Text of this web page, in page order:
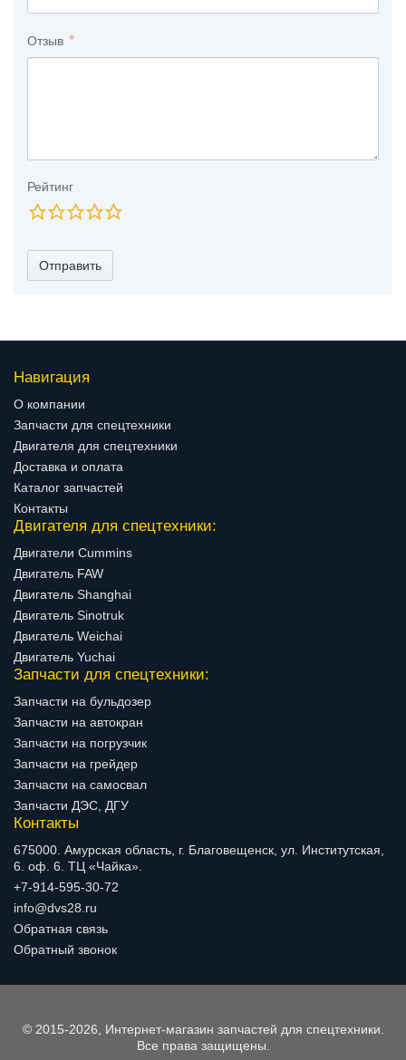
Отзыв
Рейтинг
Отправить
Навигация
О компании
Запчасти для спецтехники
Двигателя для спецтехники
Доставка и оплата
Каталог запчастей
Контакты
Двигателя для спецтехники:
Двигатели Cummins
Двигатель FAW
Двигатель Shanghai
Двигатель Sinotruk
Двигатель Weichai
Двигатель Yuchai
Запчасти для спецтехники:
Запчасти на бульдозер
Запчасти на автокран
Запчасти на погрузчик
Запчасти на грейдер
Запчасти на самосвал
Запчасти ДЭС, ДГУ
Контакты
675000. Амурская область, г. Благовещенск, ул. Институтская,
6. оф. 6. ТЦ «Чайка».
+7-914-595-30-72
info@dvs28.ru
Обратная связь
Обратный звонок
© 2015-2026, Интернет-магазин запчастей для спецтехники.
Все права защищены.